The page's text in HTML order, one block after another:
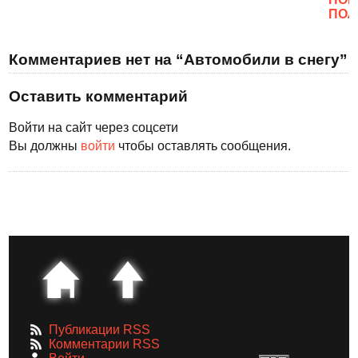
Комментариев нет на “Автомобили в снегу”
Оставить комментарий
Войти на сайт через соцсети
Вы должны войти чтобы оставлять сообщения.
Публикации RSS
Комментарии RSS